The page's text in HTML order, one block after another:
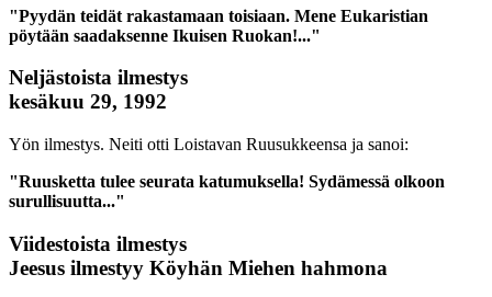
"Pyydän teidät rakastamaan toisiaan. Mene Eukaristian
pöytään saadaksenne Ikuisen Ruokan!..."
Neljästoista ilmestys
kesäkuu 29, 1992
Yön ilmestys. Neiti otti Loistavan Ruusukkeensa ja sanoi:
"Ruusketta tulee seurata katumuksella! Sydämessä olkoon
surullisuutta..."
Viidestoista ilmestys
Jeesus ilmestyy Köyhän Miehen hahmona